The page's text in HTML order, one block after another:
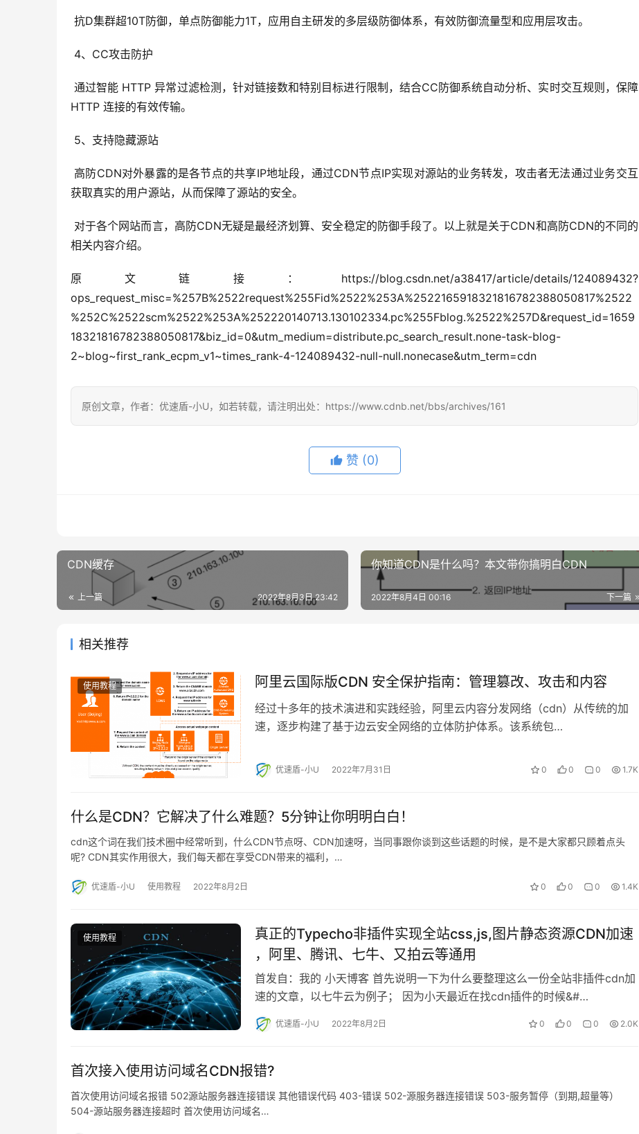
抗D集群超10T防御，单点防御能力1T，应用自主研发的多层级防御体系，有效防御流量型和应用层攻击。
4、CC攻击防护
通过智能 HTTP 异常过滤检测，针对链接数和特别目标进行限制，结合CC防御系统自动分析、实时交互规则，保障
HTTP 连接的有效传输。
5、支持隐藏源站
获取真实的用户源站，从而保障了源站的安全。
相关内容介绍。
原文链接：https://blog.csdn.net/a38417/article/details/124089432?
ops_request_misc=%257B%2522request%255Fid%2522%253A%2522165918321816782388050817%2522
%252C%2522scm%2522%253A%252220140713.130102334.pc%255Fblog.%2522%257D&request_id=1659
18321816782388050817&biz_id=0&utm_medium=distribute.pc_search_result.none-task-blog-
2~blog~first_rank_ecpm_v1~times_rank-4-124089432-null-null.nonecase&utm_term=cdn
原创文章，作者：优速盾-小U，如若转载，请注明出处：https://www.cdnb.net/bbs/archives/161
赞 (0)
CDN缓存
上一篇 2022年8月3日 23:42
你知道CDN是什么吗？本文带你搞明白CDN
下一篇
2022年8月4日 00:16
相关推荐
使用教程 阿里云国际版CDN 安全保护指南：管理篡改、攻击和内容
经过十多年的技术演进和实践经验，阿里云内容分发网络（cdn）从传统的加
速，逐步构建了基于边云安全网络的立体防护体系。该系统包…
优速盾-小U 2022年7月31日 0 0 0 1.7K
什么是CDN？它解决了什么难题？5分钟让你明明白白！
cdn这个词在我们技术圈中经常听到，什么CDN节点呀、CDN加速呀，当同事跟你谈到这些话题的时候，是不是大家都只顾着点头
呢? CDN其实作用很大，我们每天都在享受CDN带来的福利，…
优速盾-小U 使用教程 2022年8月2日 0 0 0 1.4K
使用教程
真正的Typecho非插件实现全站css,js,图片静态资源CDN加速
，阿里、腾讯、七牛、又拍云等通用
首发自：我的 小天博客 首先说明一下为什么要整理这么一份全站非插件cdn加
速的文章，以七牛云为例子； 因为小天最近在找cdn插件的时候&#…
优速盾-小U 2022年8月2日 0 0 0 2.0K
首次接入使用访问域名CDN报错?
首次使用访问域名报错 502源站服务器连接错误 其他错误代码 403-错误 502-源服务器连接错误 503-服务暂停（到期,超量等）
504-源站服务器连接超时 首次使用访问域名…